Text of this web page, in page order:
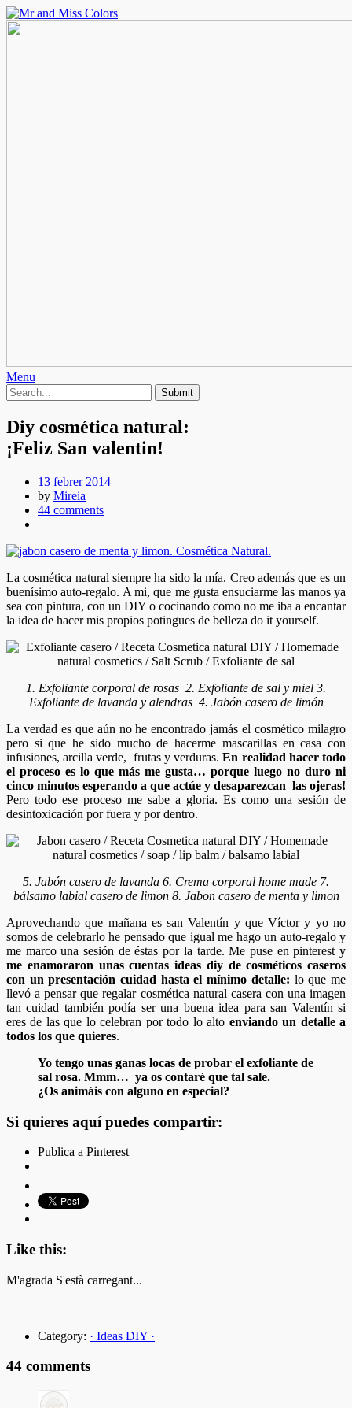
Menu
Diy cosmética natural:
¡Feliz San valentin!
13 febrer 2014
by Mireia
44 comments
La cosmética natural siempre ha sido la mía. Creo además que es un
buenísimo auto-regalo. A mi, que me gusta ensuciarme las manos ya
sea con pintura, con un DIY o cocinando como no me iba a encantar
la idea de hacer mis propios potingues de belleza do it yourself.
1. Exfoliante corporal de rosas 2. Exfoliante de sal y miel 3.
Exfoliante de lavanda y alendras 4. Jabón casero de limón
La verdad es que aún no he encontrado jamás el cosmético milagro
pero si que he sido mucho de hacerme mascarillas en casa con
infusiones, arcilla verde, frutas y verduras.En realidad hacer todo
el proceso es lo que más me gusta… porque luego no duro ni
cinco minutos esperando a que actúe y desaparezcan las ojeras!
Pero todo ese proceso me sabe a gloria. Es como una sesión de
desintoxicación por fuera y por dentro.
5. Jabón casero de lavanda 6. Crema corporal home made 7.
bálsamo labial casero de limon 8. Jabon casero de menta y limon
Aprovechando que mañana es san Valentín y que Víctor y yo no
somos de celebrarlo he pensado que igual me hago un auto-regalo y
me marco una sesión de éstas por la tarde. Me puse en pinterest y
me enamoraron unas cuentas ideas diy de cosméticos caseros
con un presentación cuidad hasta el mínimo detalle: lo que me
llevó a pensar que regalar cosmética natural casera con una imagen
tan cuidad también podía ser una buena idea para san Valentín si
eres de las que lo celebran por todo lo alto enviando un detalle a
todos los que quieres.
Yo tengo unas ganas locas de probar el exfoliante de
sal rosa. Mmm… ya os contaré que tal sale.
¿Os animáis con alguno en especial?
Si quieres aquí puedes compartir:
Publica a Pinterest
Like this:
M'agrada S'està carregant...
Category: · Ideas DIY ·
44 comments